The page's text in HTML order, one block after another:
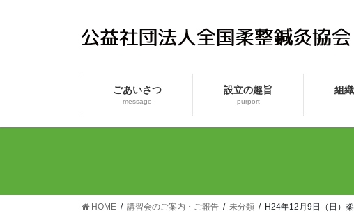
ごあいさつ
message
設立の趣旨
purport
組
HOME 講習会のご案内・ご報告 未分類 H24年12月9日（日）